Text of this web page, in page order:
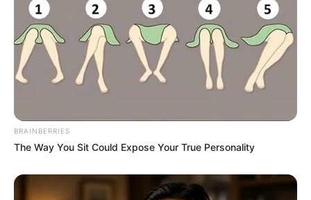
BRAINBERRIES
The Way You Sit Could Expose Your True Personality